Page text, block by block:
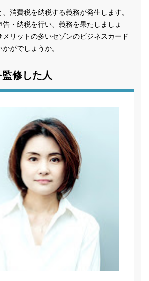
消費税を納税する義務が発生します。
告・納税を行い、義務を果たしましょ
メリットの多いセゾンのビジネスカード
がでしょうか。
修した人